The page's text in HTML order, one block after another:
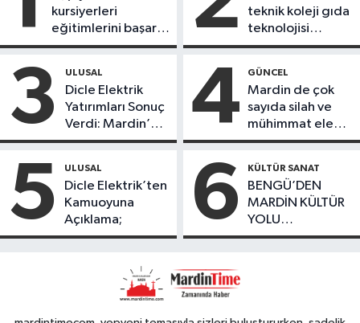
kursiyerleri
eğitimlerini başarı
ile tamamladı
teknik koleji gıda
teknolojisi
öğrencileri
ürünlerini satarak
köydeki
çoçuklara kitap
desteğinde
bulundu
3 ULUSAL
Dicle Elektrik
Yatırımları Sonuç
Verdi: Mardin’de
Kayıp Kaçak
Düşüş
4 GÜNCEL
Mardin de çok
sayıda silah ve
mühimmat ele
geçirildi
5 ULUSAL
Dicle Elektrik’ten
Kamuoyuna
Açıklama;
6 KÜLTÜR SANAT
BENGÜ’DEN
MARDİN KÜLTÜR
YOLU
FESTIVALİ’NDE